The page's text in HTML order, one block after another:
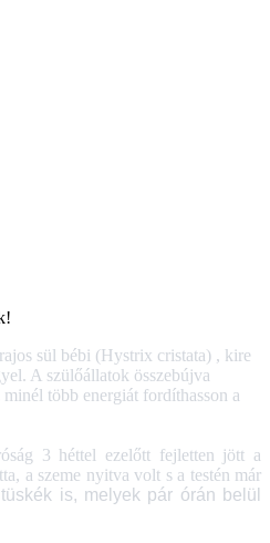
sül bébi (Hystrix cristata) , kire
A szülőállatok összebújva
több energiát fordíthasson a
3 héttel ezelőtt fejletten jött a
a szeme nyitva volt s a testén már
tüskék is, melyek pár órán belül